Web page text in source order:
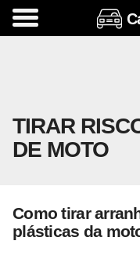
TIRAR
DE MOTO
Como tirar
plásticas da
A
s
ó
o